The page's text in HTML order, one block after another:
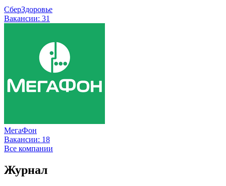
СберЗдоровье
Вакансии: 31
МегаФон
Вакансии: 18
Все компании
Журнал